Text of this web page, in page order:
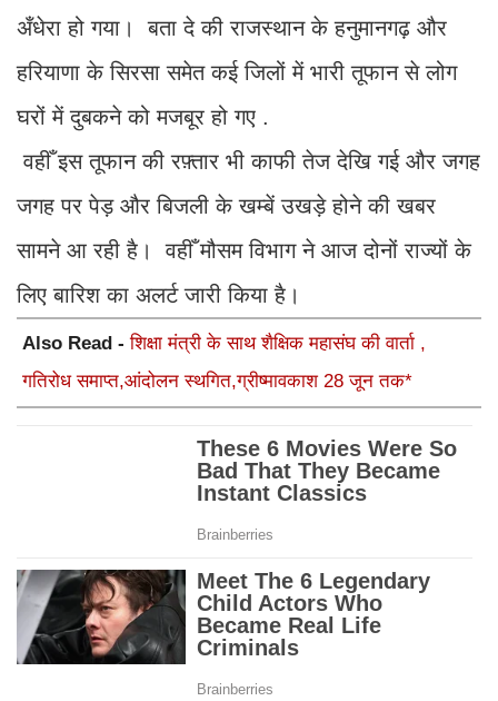
अँधेरा हो गया। बता दे की राजस्थान के हनुमानगढ़ और
हरियाणा के सिरसा समेत कई जिलों में भारी तूफान से लोग
घरों में दुबकने को मजबूर हो गए .
वहीँ इस तूफान की रफ़्तार भी काफी तेज देखि गई और जगह
जगह पर पेड़ और बिजली के खम्बें उखड़े होने की खबर
सामने आ रही है। वहीँ मौसम विभाग ने आज दोनों राज्यों के
लिए बारिश का अलर्ट जारी किया है।
Also Read -शिक्षा मंत्री के साथ शैक्षिक महासंघ की वार्ता ,
गतिरोध समाप्त,आंदोलन स्थगित,ग्रीष्मावकाश 28 जून तक*